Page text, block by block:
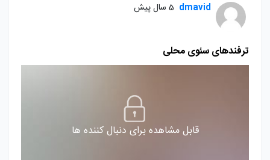
dmavid 5 سال پیش
ترفندهای سئوی محلی
قابل مشاهده برای دنبال کننده ها